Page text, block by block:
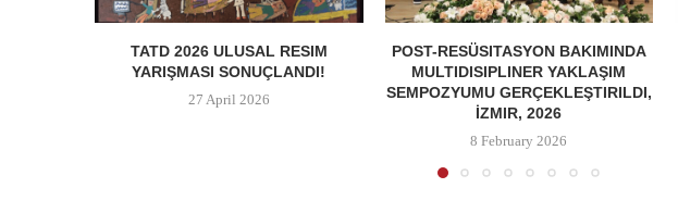
TATD 2026 ULUSAL RESIM
YARIŞMASI SONUÇLANDI!
27 April 2026
POST-RESÜSITASYON BAKIMINDA
MULTIDISIPLINER YAKLAŞIM
SEMPOZYUMU GERÇEKLEŞTIRILDI,
İZMIR, 2026
8 February 2026